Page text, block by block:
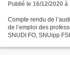
Publié le 16/12/2020 à
Compte rendu de
de l’emploi des
SNUDI FO, SNUipp